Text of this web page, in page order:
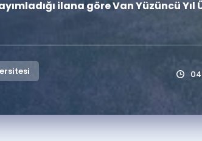
Blog
İngilizce
İngilizce Gramer
ilana göre Van Yüzüncü